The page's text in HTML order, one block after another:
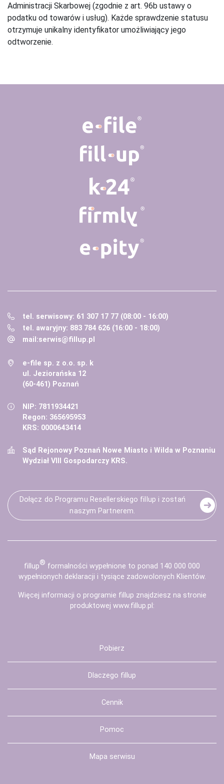
Administracji Skarbowej (zgodnie z art. 96b ustawy o
podatku od towarów i usług). Każde sprawdzenie statusu
otrzymuje unikalny identyfikator umożliwiający jego
odtworzenie.
tel. serwisowy: 61 307 17 77 (08:00 - 16:00)
tel. awaryjny: 883 784 626 (16:00 - 18:00)
mail:serwis@fillup.pl
e-file sp. z o.o. sp. k
ul. Jeziorańska 12
(60-461) Poznań
NIP: 7811934421
Regon: 365695953
KRS: 0000643414
Sąd Rejonowy Poznań Nowe Miasto i Wilda w Poznaniu
Wydział VIII Gospodarczy KRS.
Dołącz do Programu Resellerskiego fillup i zostań
naszym Partnerem.
fill up® formalności wypełnione to ponad 140 000 000
wypełnionych deklaracji i tysiące zadowolonych Klientów.
Więcej informacji o programie fillup znajdziesz na stronie
produktowej www.fillup.pl :
Pobierz
Dlaczego fillup
Cennik
Pomoc
Mapa serwisu